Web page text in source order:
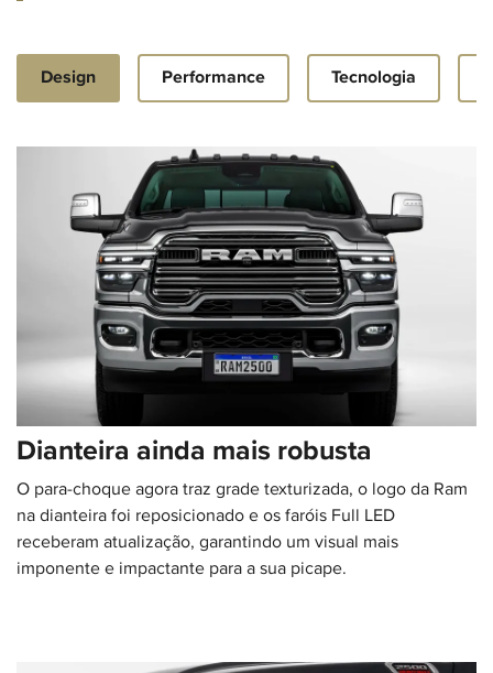
Design Performance Tecnologia
Dianteira ainda mais robusta
O para-choque agora traz grade texturizada, o logo da Ram
na dianteira foi reposicionado e os faróis Full LED
receberam atualização, garantindo um visual mais
imponente e impactante para a sua picape.